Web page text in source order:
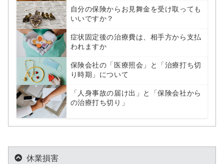
自分の保険からお見舞金を受け取っても
いいですか？
症状固定後の治療費は、相手方から支払
われますか
保険会社の「医療照会」と「治療打ち切
り時期」について
「人身事故の届け出」と「保険会社から
の治療打ち切り」
休業損害